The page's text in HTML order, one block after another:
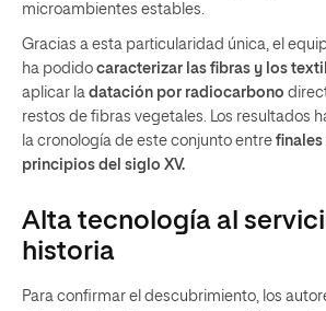
microambientes estables.
Gracias a esta particularidad única, el
ha podido caracterizar las fibras y los
aplicar la datación por radiocarbono
restos de fibras vegetales. Los resultados
la cronología de este conjunto entre finales
principios del siglo XV.
Alta tecnología al
historia
Para confirmar el descubrimiento, los